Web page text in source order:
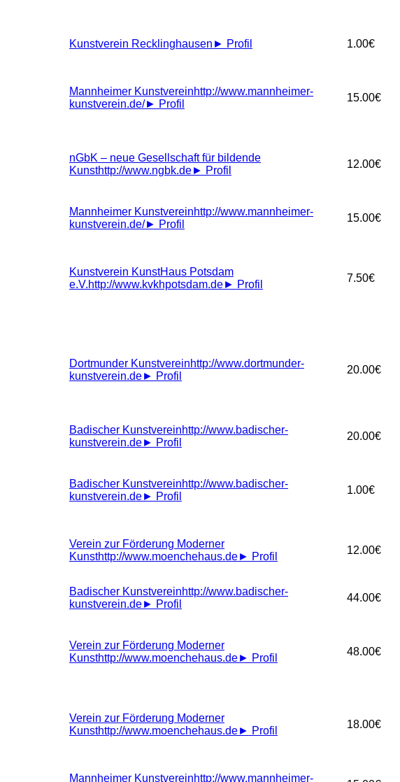
Kunstverein Recklinghausen ► Profil 1.00€
Mannheimer Kunstvereinhttp://www.mannheimer-
kunstverein.de/► Profil
15.00€
nGbK – neue Gesellschaft für bildende
Kunsthttp://www.ngbk.de► Profil
12.00€
Mannheimer Kunstvereinhttp://www.mannheimer-
kunstverein.de/► Profil
15.00€
Kunstverein KunstHaus Potsdam
e.V.http://www.kvkhpotsdam.de► Profil
7.50€
Dortmunder Kunstvereinhttp://www.dortmunder-
kunstverein.de► Profil
20.00€
Badischer Kunstvereinhttp://www.badischer-
kunstverein.de► Profil
20.00€
Badischer Kunstvereinhttp://www.badischer-
kunstverein.de► Profil
1.00€
Verein zur Förderung Moderner
Kunsthttp://www.moenchehaus.de► Profil
12.00€
Badischer Kunstvereinhttp://www.badischer-
kunstverein.de► Profil
44.00€
Verein zur Förderung Moderner
Kunsthttp://www.moenchehaus.de► Profil
48.00€
Verein zur Förderung Moderner
Kunsthttp://www.moenchehaus.de► Profil
18.00€
Mannheimer Kunstvereinhttp://www.mannheimer-